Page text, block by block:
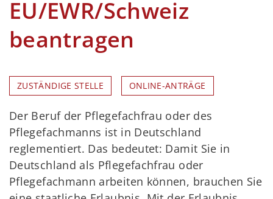
EU/EWR/Schweiz
beantragen
ZUSTÄNDIGE STELLE ONLINE-ANTRÄGE
Der Beruf der Pflegefachfrau oder des
Pflegefachmanns ist in Deutschland
reglementiert. Das bedeutet: Damit Sie in
Deutschland als Pflegefachfrau oder
Pflegefachmann arbeiten können, brauchen Sie